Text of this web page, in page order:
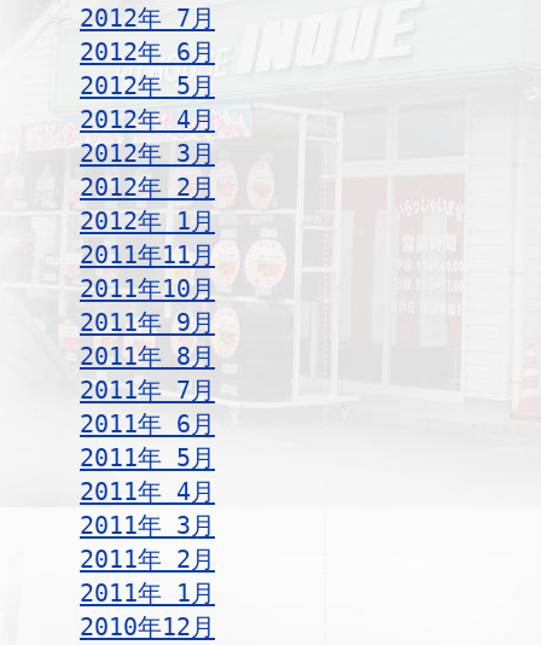
2012年 7月
2012年 6月
2012年 5月
2012年 4月
2012年 3月
2012年 2月
2012年 1月
2011年11月
2011年10月
2011年 9月
2011年 8月
2011年 7月
2011年 6月
2011年 5月
2011年 4月
2011年 3月
2011年 2月
2011年 1月
2010年12月